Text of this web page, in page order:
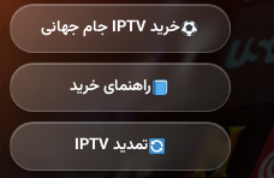
خرید IPTV جام جهانی
راهنمای خرید
تمدید IPTV